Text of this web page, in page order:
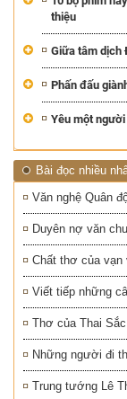
thiệu
Giữa tâm dịch
Phấn đấu
Yêu một
Bài đọc nhiều
Văn nghệ Quân
Duyên nợ văn
Chất thơ của vạn
Viết tiếp những
Thơ của Thai Sắc
Những người đi
Trung tướng Lê